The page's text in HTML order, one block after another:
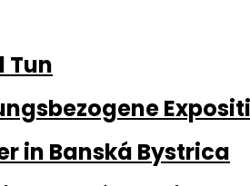
Tun
in Banská Bystrica